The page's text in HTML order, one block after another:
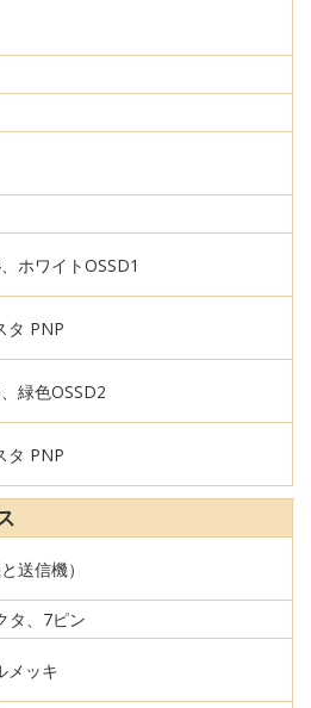
ホワイトOSSD1
タ PNP
緑色OSSD2
タ PNP
送信機）
タ、7ピン
メッキ